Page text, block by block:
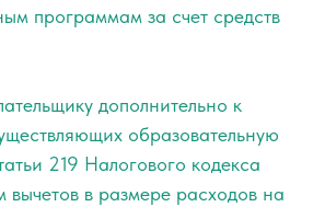
программам за счет средств
дополнительно к
образовательную
219 Налогового кодекса
в размере расходов на